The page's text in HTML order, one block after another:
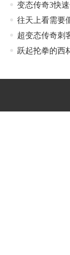
变态传奇3快
往天上看需要
超变态传奇刺
跃起抡拳的西